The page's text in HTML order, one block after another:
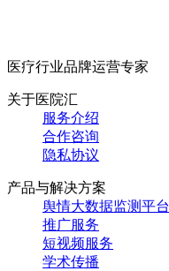
医疗行业品牌运营专家
关于医院汇
服务介绍
合作咨询
隐私协议
产品与解决方案
舆情大数据监测平台
推广服务
短视频服务
学术传播